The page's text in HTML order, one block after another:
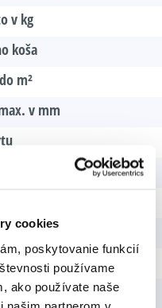
cookies
poskytovanie funkcií
používame
ako používate naše
našim partnerom v
v kg
koša
m²
v mm